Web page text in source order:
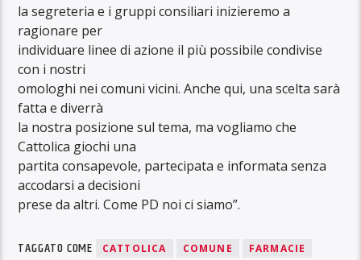
la segreteria e i gruppi consiliari inizieremo a
ragionare per
individuare linee di azione il più possibile condivise
con i nostri
omologhi nei comuni vicini. Anche qui, una scelta sarà
fatta e diverrà
la nostra posizione sul tema, ma vogliamo che
Cattolica giochi una
partita consapevole, partecipata e informata senza
accodarsi a decisioni
prese da altri. Come PD noi ci siamo”.
TAGGATO COME CATTOLICA COMUNE
FARMACIE